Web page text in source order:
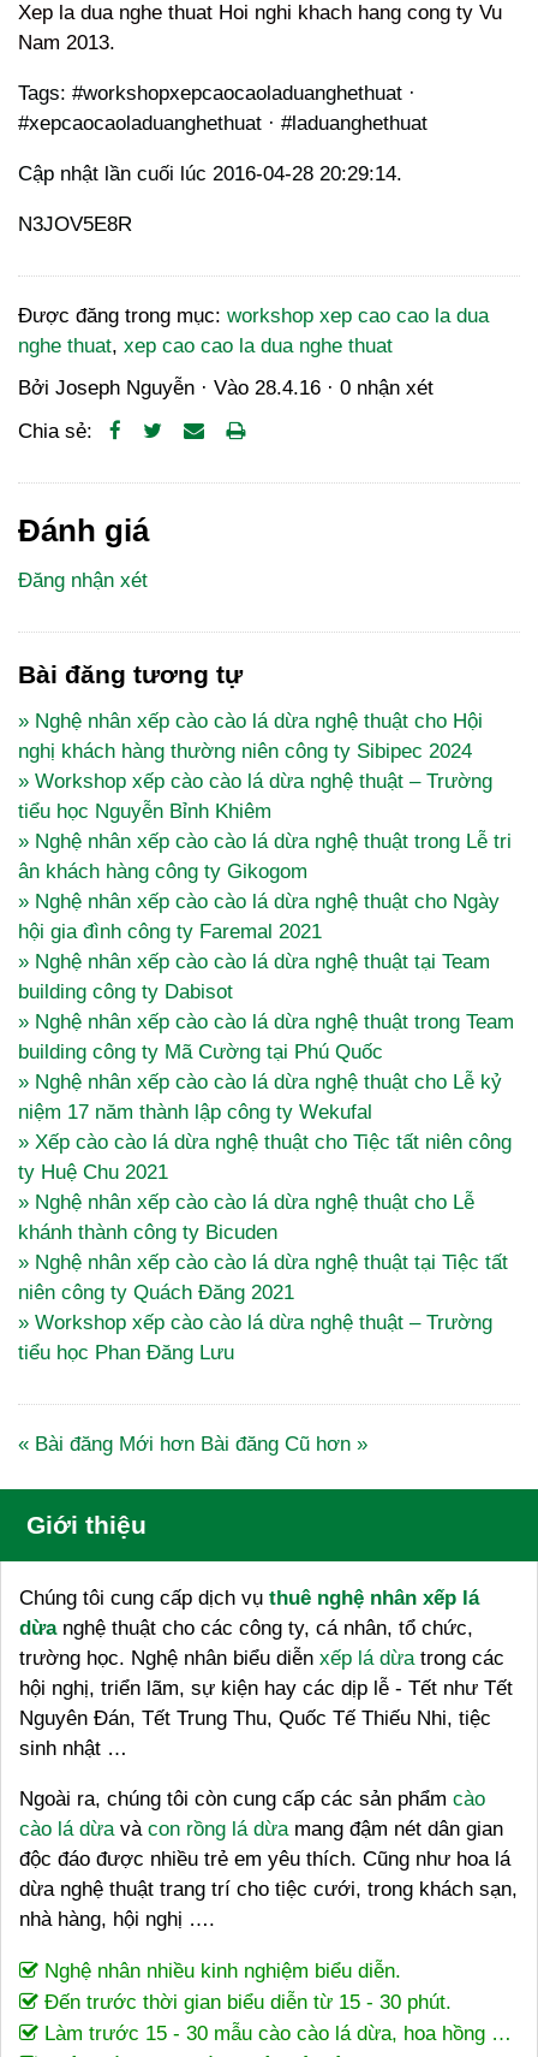
Xep la dua nghe thuat Hoi nghi khach hang cong ty Vu
Nam 2013.
Tags: #workshopxepcaocaoladuanghethuat ·
#xepcaocaoladuanghethuat · #laduanghethuat
Cập nhật lần cuối lúc 2016-04-28 20:29:14.
N3JOV5E8R
Được đăng trong mục: workshop xep cao cao la dua
nghe thuat, xep cao cao la dua nghe thuat
Bởi Joseph Nguyễn · Vào 28.4.16 · 0 nhận xét
Chia sẻ:
Đánh giá
Đăng nhận xét
Bài đăng tương tự
» Nghệ nhân xếp cào cào lá dừa nghệ thuật cho Hội
nghị khách hàng thường niên công ty Sibipec 2024
» Workshop xếp cào cào lá dừa nghệ thuật – Trường
tiểu học Nguyễn Bỉnh Khiêm
» Nghệ nhân xếp cào cào lá dừa nghệ thuật trong Lễ tri
ân khách hàng công ty Gikogom
» Nghệ nhân xếp cào cào lá dừa nghệ thuật cho Ngày
hội gia đình công ty Faremal 2021
» Nghệ nhân xếp cào cào lá dừa nghệ thuật tại Team
building công ty Dabisot
» Nghệ nhân xếp cào cào lá dừa nghệ thuật trong Team
building công ty Mã Cường tại Phú Quốc
» Nghệ nhân xếp cào cào lá dừa nghệ thuật cho Lễ kỷ
niệm 17 năm thành lập công ty Wekufal
» Xếp cào cào lá dừa nghệ thuật cho Tiệc tất niên công
ty Huệ Chu 2021
» Nghệ nhân xếp cào cào lá dừa nghệ thuật cho Lễ
khánh thành công ty Bicuden
» Nghệ nhân xếp cào cào lá dừa nghệ thuật tại Tiệc tất
niên công ty Quách Đăng 2021
» Workshop xếp cào cào lá dừa nghệ thuật – Trường
tiểu học Phan Đăng Lưu
« Bài đăng Mới hơn Bài đăng Cũ hơn »
Giới thiệu
Chúng tôi cung cấp dịch vụ thuê nghệ nhân xếp lá
dừanghệ thuật cho các công ty, cá nhân, tổ chức,
trường học. Nghệ nhân biểu diễn xếp lá dừatrong các
hội nghị, triển lãm, sự kiện hay các dịp lễ - Tết như Tết
Nguyên Đán, Tết Trung Thu, Quốc Tế Thiếu Nhi, tiệc
sinh nhật …
Ngoài ra, chúng tôi còn cung cấp các sản phẩm cào
cào lá dừavà con rồng lá dừamang đậm nét dân gian
độc đáo được nhiều trẻ em yêu thích. Cũng như hoa lá
dừa nghệ thuật trang trí cho tiệc cưới, trong khách sạn,
nhà hàng, hội nghị ….
Nghệ nhân nhiều kinh nghiệm biểu diễn.
Đến trước thời gian biểu diễn từ 15 - 30 phút.
Làm trước 15 - 30 mẫu cào cào lá dừa, hoa hồng …